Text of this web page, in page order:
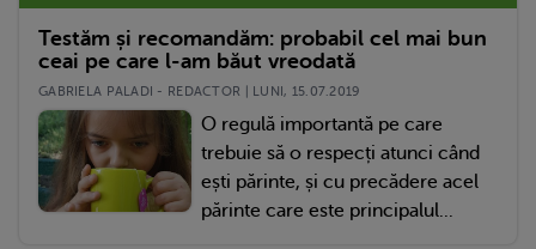
Testăm și recomandăm: probabil cel mai bun
ceai pe care l-am băut vreodată
GABRIELA PALADI - REDACTOR | LUNI, 15.07.2019
O regulă importantă pe care
trebuie să o respecți atunci când
ești părinte, și cu precădere acel
părinte care este principalul...